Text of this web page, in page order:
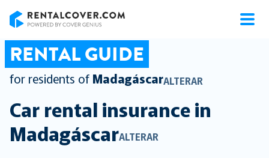
RENTAL GUIDE
for residents of MadagáscarALTERAR
Car rental insurance in
MadagáscarALTERAR